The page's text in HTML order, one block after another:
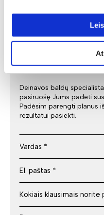
Deinavos baldų
pasiruošę Jums padėti
Padėsim parengti planus
rezultatui pasiekti.